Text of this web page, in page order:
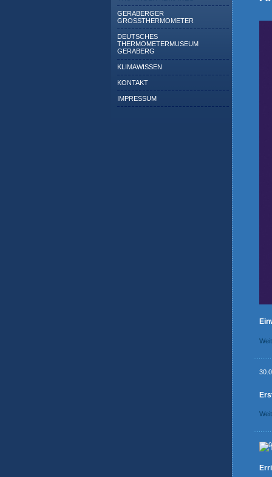
GERABERGER
GROSSTHERMOMETER
DEUTSCHES
THERMOMETERMUSEUM
GERABERG
KLIMAWISSEN
KONTAKT
IMPRESSUM